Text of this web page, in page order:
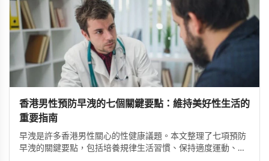
香港男性預防早洩的七個關鍵要點：維持美好性生活的
重要指南
早洩是許多香港男性關心的性健康議題。本文整理了七項預防
早洩的關鍵要點，包括培養規律生活習慣、保持適度運動、注